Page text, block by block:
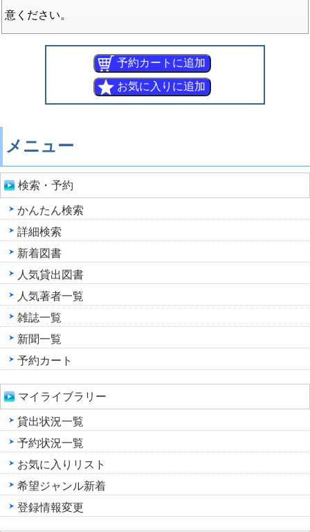
意ください。
メニュー
検索・予約
かんたん検索
詳細検索
新着図書
人気貸出図書
人気著者一覧
雑誌一覧
新聞一覧
予約カート
マイライブラリー
貸出状況一覧
予約状況一覧
お気に入りリスト
希望ジャンル新着
登録情報変更